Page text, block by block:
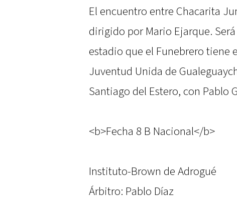
El encuentro entre Chacarita
dirigido por Mario Ejarque.
estadio que el Funebrero tiene
Juventud Unida de
Santiago del Estero, con
<b>Fecha 8 B Nacional</b>
Instituto-Brown de Adrogué
Árbitro: Pablo Díaz